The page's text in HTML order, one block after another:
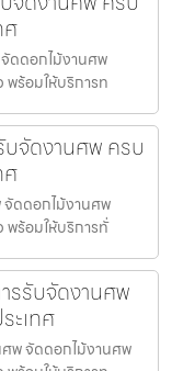
ศ
จัดดอกไม้งานศพ
พร้อมให้บริการท
บจัดงานศพ ครบ
ศ
จัดดอกไม้งานศพ
พร้อมให้บริการทั่
รรับจัดงานศพ
ะเทศ
พ จัดดอกไม้งานศพ